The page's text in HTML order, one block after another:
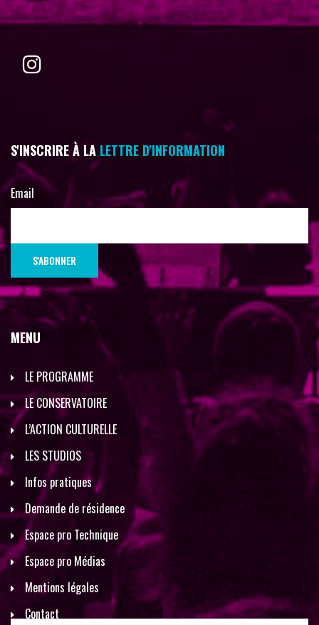
S'INSCRIRE À LA LETTRE D'INFORMATION
Email
MENU
LE PROGRAMME
LE CONSERVATOIRE
L’ACTION CULTURELLE
LES STUDIOS
Infos pratiques
Demande de résidence
Espace pro Technique
Espace pro Médias
Mentions légales
Contact